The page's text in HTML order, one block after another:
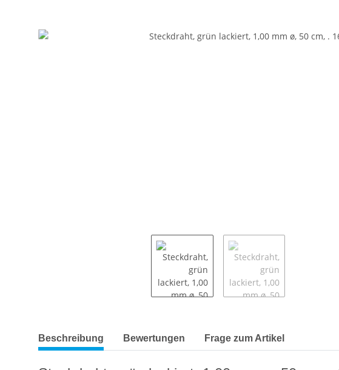
Beschreibung Bewertungen Frage zum Artikel